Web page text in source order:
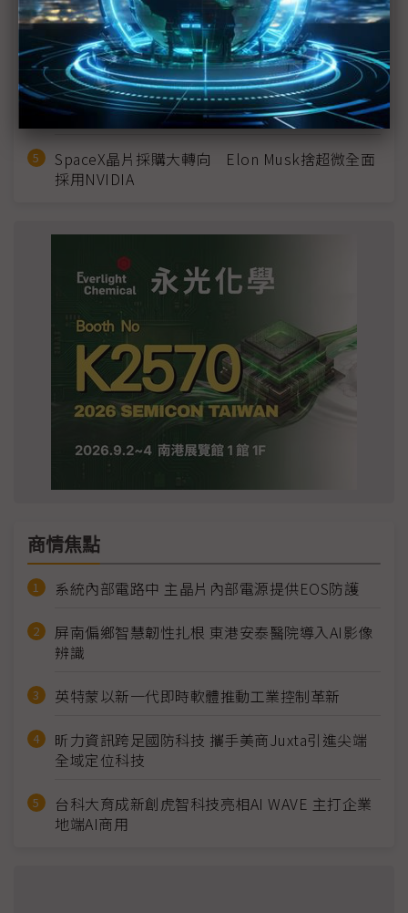
英特爾EMIB良率達標 聯發科第2代ASIC產品
2028準時量產
光進銅退更明確？ 聯發科估SerDes 448G為銅
線「最終戰場」
SpaceX晶片採購大轉向 Elon Musk捨超微全面
採用NVIDIA
商情焦點
系統內部電路中 主晶片內部電源提供EOS防護
屏南偏鄉智慧韌性扎根 東港安泰醫院導入AI影像
辨識
英特蒙以新一代即時軟體推動工業控制革新
昕力資訊跨足國防科技 攜手美商Juxta引進尖端
全域定位科技
台科大育成新創虎智科技亮相AI WAVE 主打企業
地端AI商用